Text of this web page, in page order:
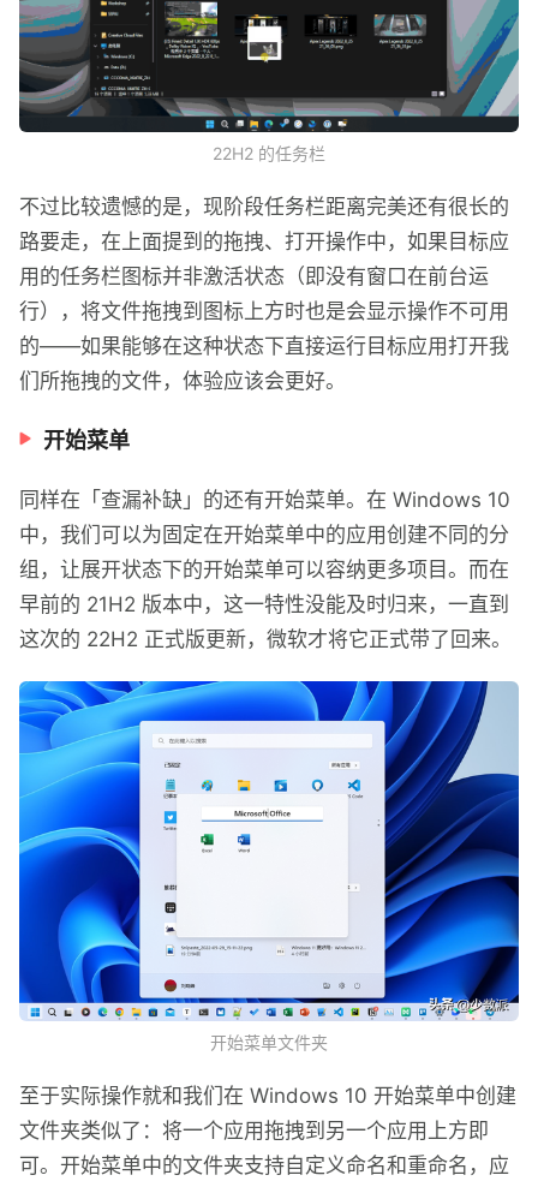
22H2 的任务栏
不过比较遗憾的是，现阶段任务栏距离完美还有很长的
路要走，在上面提到的拖拽、打开操作中，如果目标应
用的任务栏图标并非激活状态（即没有窗口在前台运
行），将文件拖拽到图标上方时也是会显示操作不可用
的——如果能够在这种状态下直接运行目标应用打开我
们所拖拽的文件，体验应该会更好。
开始菜单
同样在「查漏补缺」的还有开始菜单。在 Windows 10
中，我们可以为固定在开始菜单中的应用创建不同的分
组，让展开状态下的开始菜单可以容纳更多项目。而在
早前的 21H2 版本中，这一特性没能及时归来，一直到
这次的 22H2 正式版更新，微软才将它正式带了回来。
开始菜单文件夹
至于实际操作就和我们在 Windows 10 开始菜单中创建
文件夹类似了：将一个应用拖拽到另一个应用上方即
可。开始菜单中的文件夹支持自定义命名和重命名，应